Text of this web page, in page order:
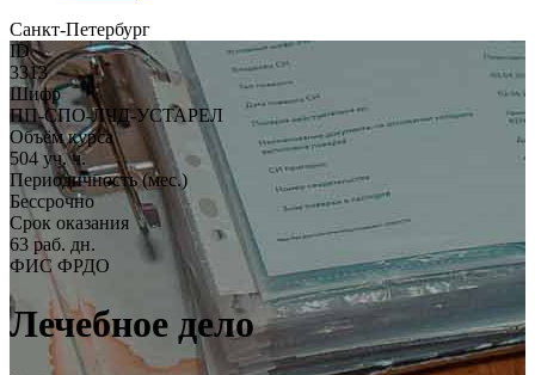
Санкт-Петербург
ID
3313
Шифр
ПП-СПО-ЛЧД-УСТАРЕЛ
Объём курса
504 уч. ч.
Периодичность (мес.)
Бессрочно
Срок оказания
63 раб. дн.
ФИС ФРДО
Лечебное дело